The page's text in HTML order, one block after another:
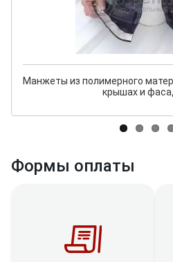
Манжеты из полимерного
крышах и
Формы оплаты